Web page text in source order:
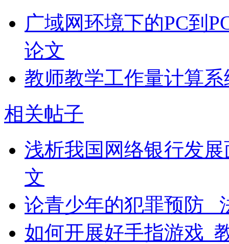
广域网环境下的PC到
论文
教师教学工作量计算
相关帖子
浅析我国网络银行发
文
论青少年的犯罪预防 _
如何开展好手指游戏_